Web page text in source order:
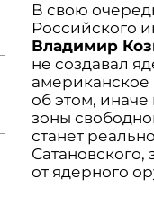
В свою
Российского
Владимир
не создавал
американское
об этом,
зоны
станет
Сатановского,
от ядерного